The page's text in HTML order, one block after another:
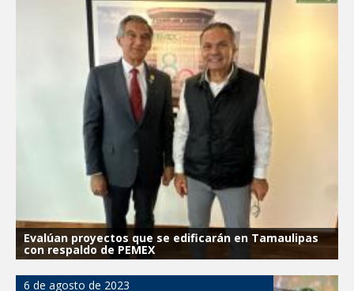
Evalúan proyectos que se edificarán en Tamaulipas
con respaldo de PEMEX
6 de agosto de 2023